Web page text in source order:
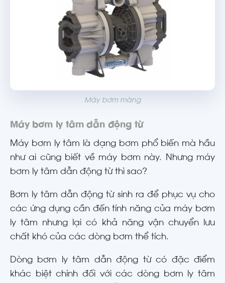
Máy bơm màng
Máy bơm ly tâm dẫn động từ
Máy bơm ly tâm là dạng bơm phổ biến mà hầu
như ai cũng biết về máy bơm này. Nhưng máy
bơm ly tâm dẫn động từ thì sao?
Bơm ly tâm dẫn động từ sinh ra để phục vụ cho
các ứng dụng cần đến tính năng của máy bơm
ly tâm nhưng lại có khả năng vận chuyển lưu
chất khó của các dòng bơm thể tích.
Dòng bơm ly tâm dẫn động từ có đặc điểm
khác biệt chính đối với các dòng bơm ly tâm